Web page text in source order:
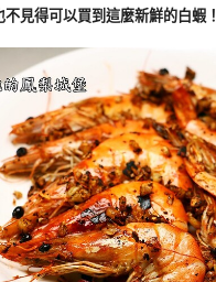
見得可以買到這麼新鮮的白蝦！